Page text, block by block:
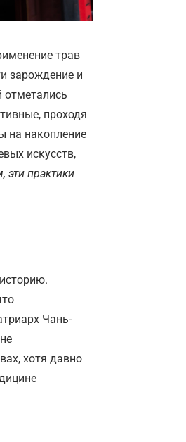
трав
зарождение и
отметались
проходя
на накопление
искусств,
эти практики
Чань-
хотя давно